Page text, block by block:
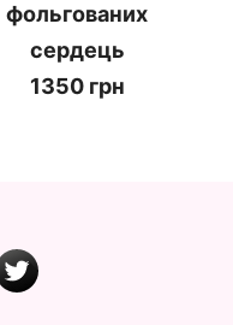
фольгованих
сердець
1350 грн